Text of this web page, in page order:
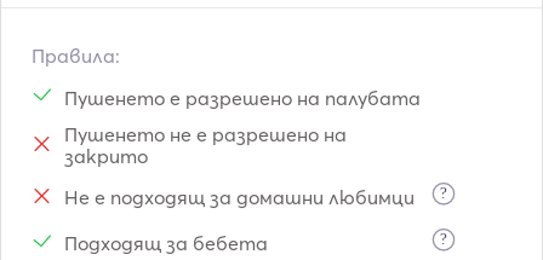
Правила:
Пушенето е разрешено на палубата
Пушенето не е разрешено на
закрито
Не е подходящ за домашни любимци
?
Подходящ за бебета ?